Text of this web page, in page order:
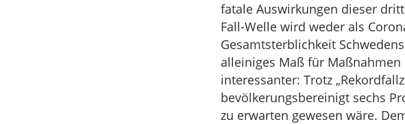
fatale Auswirkungen dieser
Fall-Welle wird weder als
Gesamtsterblichkeit
alleiniges Maß für
interessanter: Trotz
bevölkerungsbereinigt sechs
zu erwarten gewesen wäre.